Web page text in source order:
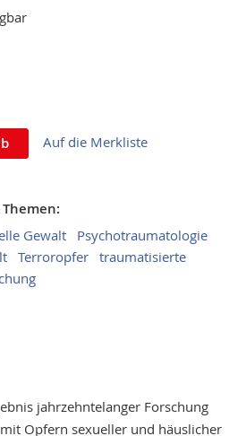
Auf die Merkliste
Gewalt
Psychotraumatologie
Terroropfer traumatisierte
jahrzehntelanger Forschung
Opfern sexueller und häuslicher